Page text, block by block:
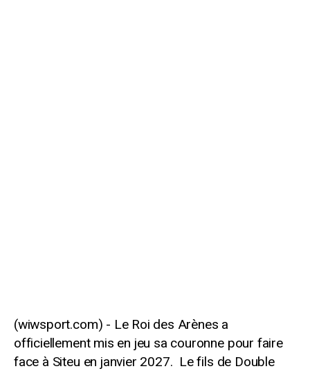
Le Roi des Arènes a
officiellement mis en jeu sa couronne pour faire
face à Siteu en janvier 2027. Le fils de Double